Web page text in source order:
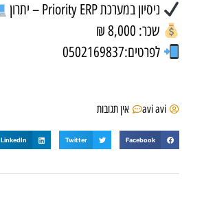
ניסיון במערכת Priority ERP – יתרון
שכר: 8,000 ₪
לפרטים:0502169837
avi avi אין תגובות
Facebook
Twitter
LinkedIn